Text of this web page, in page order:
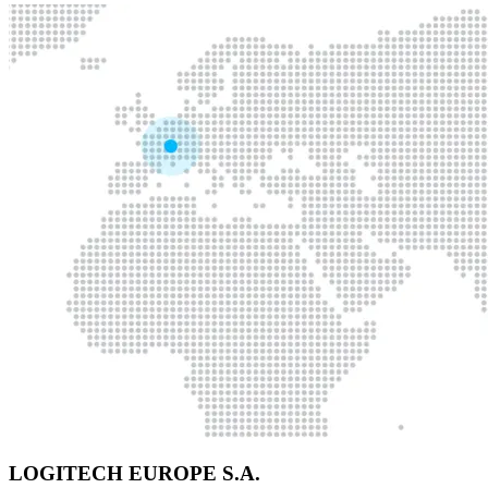
LOGITECH EUROPE S.A.